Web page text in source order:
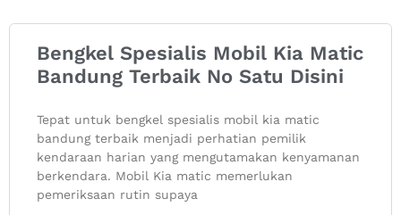
Bengkel Spesialis Mobil Kia Matic
Bandung Terbaik No Satu Disini
Tepat untuk bengkel spesialis mobil kia matic
bandung terbaik menjadi perhatian pemilik
kendaraan harian yang mengutamakan kenyamanan
berkendara. Mobil Kia matic memerlukan
pemeriksaan rutin supaya